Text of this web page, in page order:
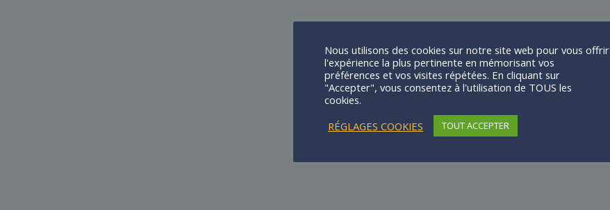
Nous utilisons des cookies sur notre site web pour vous offrir
l'expérience la plus pertinente en mémorisant vos
préférences et vos visites répétées. En cliquant sur
"Accepter", vous consentez à l'utilisation de TOUS les
cookies.
RÉGLAGES COOKIES
TOUT ACCEPTER